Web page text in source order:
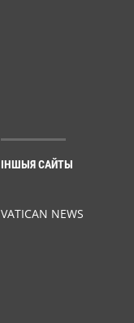
ІНШЫЯ САЙТЫ
VATICAN NEWS